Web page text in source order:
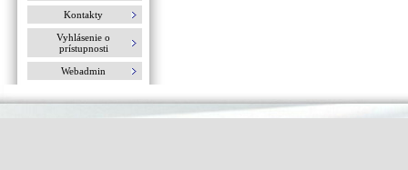
Kontakty
Vyhlásenie o
prístupnosti
Webadmin